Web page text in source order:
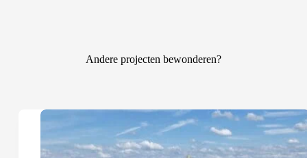
Andere projecten bewonderen?